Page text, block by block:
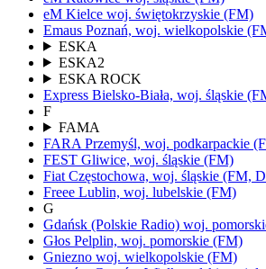
eM Kielce woj. świętokrzyskie (FM)
Emaus Poznań, woj. wielkopolskie
ESKA
ESKA2
ESKA ROCK
Express Bielsko-Biała, woj. śląskie
F
FAMA
FARA Przemyśl, woj. podkarpackie
FEST Gliwice, woj. śląskie (FM)
Fiat Częstochowa, woj. śląskie (FM,
Freee Lublin, woj. lubelskie (FM)
G
Gdańsk (Polskie Radio) woj.
Głos Pelplin, woj. pomorskie (FM)
Gniezno woj. wielkopolskie (FM)